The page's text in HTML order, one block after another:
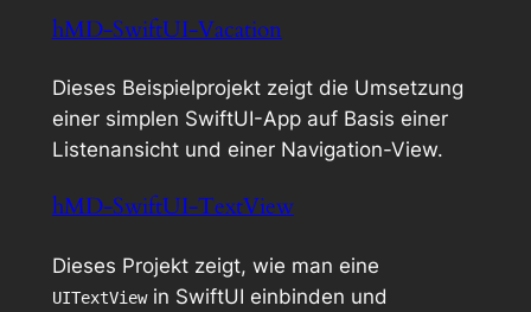
hMD-SwiftUI-Vacation
Dieses Beispielprojekt zeigt die Umsetzung
einer simplen SwiftUI-App auf Basis einer
Listenansicht und einer Navigation-View.
hMD-SwiftUI-TextView
Dieses Projekt zeigt, wie man eine
UITextViewin SwiftUI einbinden und